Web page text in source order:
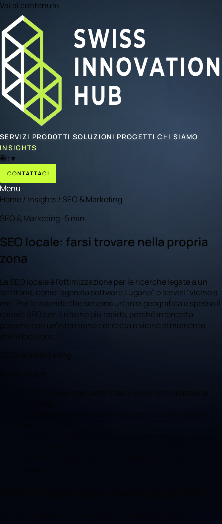
Vai al contenuto
SERVIZI PRODOTTI SOLUZIONI PROGETTICHI SIAMO
INSIGHTS
🌐it▾
CONTATTACI
Menu
Home/ Insights/ SEO & Marketing
SEO & Marketing · 5 min
SEO locale: farsi trovare nella propria
zona
La SEO locale è l'ottimizzazione per le ricerche legate a un
territorio, come "agenzia software Lugano" o servizi "vicino a
me". Per le aziende che servono un'area geografica è spesso il
canale SEO con il ritorno più rapido, perché intercetta
persone con un'intenzione concreta e vicine al momento
della decisione.
Marketing